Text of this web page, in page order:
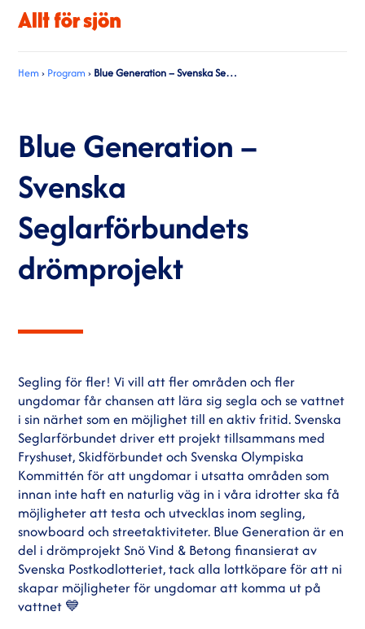
Hem › Program › Blue Generation – Svenska Seglarförbundets drömprojekt
Blue Generation –
Svenska
Seglarförbundets
drömprojekt
Segling för fler! Vi vill att fler områden och fler
ungdomar får chansen att lära sig segla och se vattnet
i sin närhet som en möjlighet till en aktiv fritid. Svenska
Seglarförbundet driver ett projekt tillsammans med
Fryshuset, Skidförbundet och Svenska Olympiska
Kommittén för att ungdomar i utsatta områden som
innan inte haft en naturlig väg in i våra idrotter ska få
möjligheter att testa och utvecklas inom segling,
snowboard och streetaktiviteter. Blue Generation är en
del i drömprojekt Snö Vind & Betong finansierat av
Svenska Postkodlotteriet, tack alla lottköpare för att ni
skapar möjligheter för ungdomar att komma ut på
vattnet 💙